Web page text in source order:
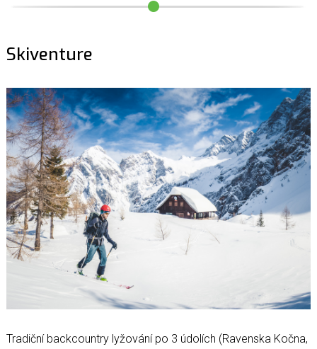
Skiventure
Tradiční backcountry lyžování po 3 údolích (Ravenska Kočna,